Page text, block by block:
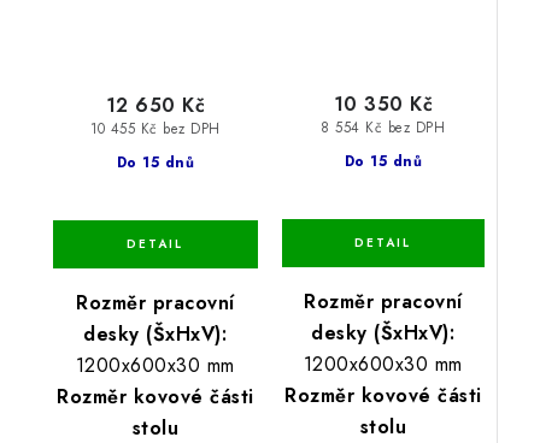
Do 15 dnů
10 455 Kč bez DPH
12 650 Kč
Rozměr pracovní
desky (ŠxHxV):
1200x600x30 mm
Rozměr kovové části
stolu
Do 15 dnů
8 554 Kč bez DPH
10 350 Kč
Rozměr pracovní
desky (ŠxHxV):
1200x600x30 mm
Rozměr kovové části
stolu